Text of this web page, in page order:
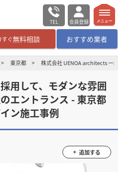
TEL 会員登録
すぐ無料相談 おすすめ業者
ログイン／会員登録
す
探す
メニュー
東京都 株式会社 UENOA architects 一
用して、モダンな雰囲
エントランス - 東京都
ン施工事例
追加する